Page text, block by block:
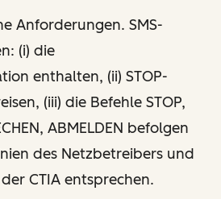
Anforderungen. SMS-
(i) die
enthalten, (ii) STOP-
(iii) die Befehle STOP,
ABMELDEN befolgen
des Netzbetreibers und
CTIA entsprechen.